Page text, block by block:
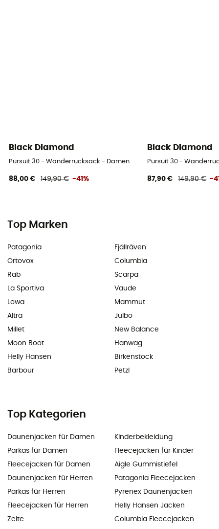
Black Diamond
Pursuit 30 - Wanderrucksack - Damen
88,00 € 149,90 € -41%
Black Diamond
Pursuit 30 -
87,90 € 149,90 € -
Top Marken
Patagonia
Ortovox
Rab
La Sportiva
Lowa
Altra
Millet
Moon Boot
Helly Hansen
Barbour
Fjällräven
Columbia
Scarpa
Vaude
Mammut
Julbo
New Balance
Hanwag
Birkenstock
Petzl
Top Kategorien
Daunenjacken für Damen
Parkas für Damen
Fleecejacken für Damen
Daunenjacken für Herren
Parkas für Herren
Fleecejacken für Herren
Zelte
Kinderbekleidung
Fleecejacken für Kinder
Aigle Gummistiefel
Patagonia Fleecejacken
Pyrenex Daunenjacken
Helly Hansen Jacken
Columbia Fleecejacken